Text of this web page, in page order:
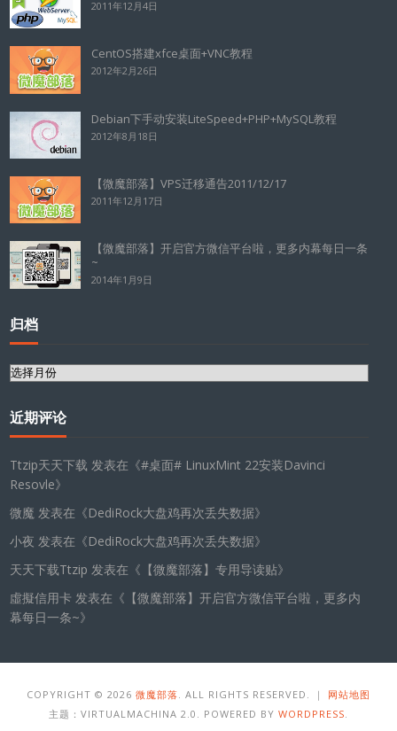
2011年12月4日
CentOS搭建xfce桌面+VNC教程
2012年2月26日
Debian下手动安装LiteSpeed+PHP+MySQL教程
2012年8月18日
【微魔部落】VPS迁移通告2011/12/17
2011年12月17日
【微魔部落】开启官方微信平台啦，更多内幕每日一条
~
2014年1月9日
归档
归
近期评论
Ttzip天天下载 发表在《#桌面# LinuxMint 22安装Davinci
Resovle》
微魔 发表在《DediRock大盘鸡再次丢失数据》
小夜 发表在《DediRock大盘鸡再次丢失数据》
天天下载Ttzip 发表在《 【微魔部落】专用导读贴》
虛擬信用卡 发表在《 【微魔部落】开启官方微信平台啦，更多内
幕每日一条~》
COPYRIGHT © 2026 微魔部落 . ALL RIGHTS RESERVED. ｜ 网站地图
主题：VIRTUALMACHINA 2.0. POWERED BY WORDPRESS